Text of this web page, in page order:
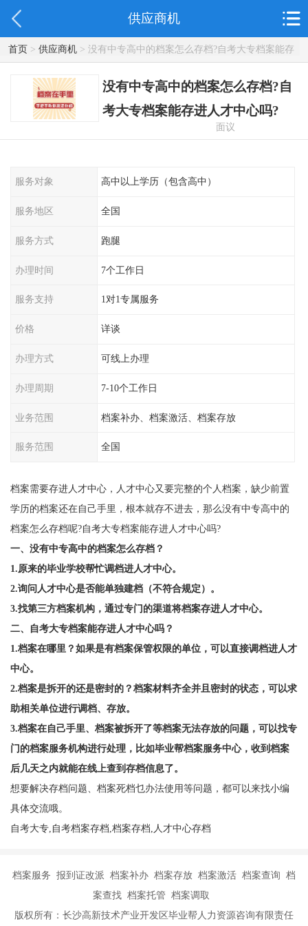
供应商机
首页> 供应商机> 没有中专高中的档案怎么存档?自考大专档案能存
进人才中心吗?
没有中专高中的档案怎么存档?自
考大专档案能存进人才中心吗?
面议
服务对象 高中以上学历（包含高中）
服务地区 全国
服务方式 跑腿
办理时间 7个工作日
服务支持 1对1专属服务
价格 详谈
办理方式 可线上办理
办理周期 7-10个工作日
业务范围 档案补办、档案激活、档案存放
服务范围 全国
档案需要存进人才中心，人才中心又要完整的个人档案，缺少前置
学历的档案还在自己手里，根本就存不进去，那么没有中专高中的
档案怎么存档呢?自考大专档案能存进人才中心吗?
一、没有中专高中的档案怎么存档？
1.原来的毕业学校帮忙调档进人才中心。
2.询问人才中心是否能单独建档（不符合规定）。
3.找第三方档案机构，通过专门的渠道将档案存进人才中心。
二、自考大专档案能存进人才中心吗？
1.档案在哪里？如果是有档案保管权限的单位，可以直接调档进人才
中心。
2.档案是拆开的还是密封的？档案材料齐全并且密封的状态，可以求
助相关单位进行调档、存放。
3.档案在自己手里、档案被拆开了等档案无法存放的问题，可以找专
门的档案服务机构进行处理，比如毕业帮档案服务中心，收到档案
后几天之内就能在线上查到存档信息了。
想要解决存档问题、档案死档乜办法使用等问题，都可以来找小编
具体交流哦。
自考大专,自考档案存档,档案存档,人才中心存档
档案服务 报到证改派 档案补办 档案存放 档案激活 档案查询 档
案查找 档案托管 档案调取
版权所有：长沙高新技术产业开发区毕业帮人力资源咨询有限责任